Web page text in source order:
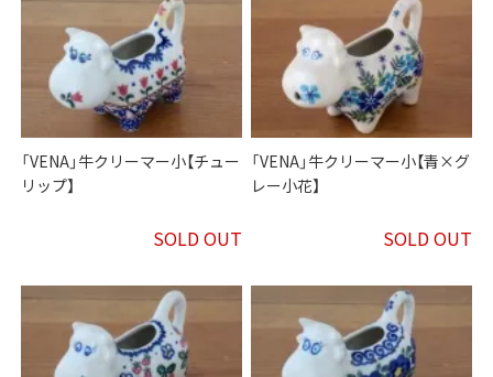
「VENA」牛クリーマー小【チュー
リップ】
SOLD OUT
「VENA」牛クリーマー小【青×グ
レー小花】
SOLD OUT